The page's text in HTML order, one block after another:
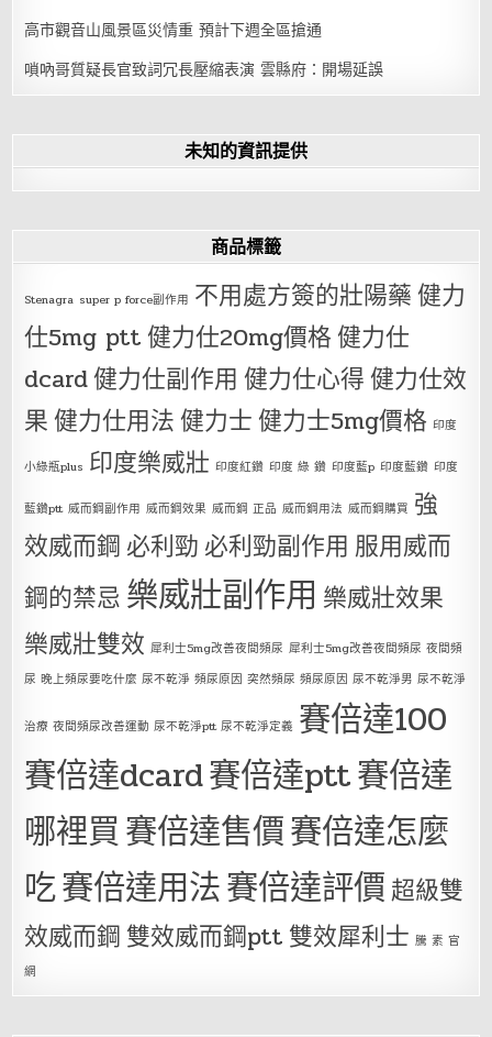
高市觀音山風景區災情重 預計下週全區搶通
嗩吶哥質疑長官致詞冗長壓縮表演 雲縣府：開場延誤
未知的資訊提供
商品標籤
Stenagra super p force副作用 不用處方簽的壯陽藥健力
仕5mg ptt健力仕20mg價格健力仕
dcard健力仕副作用 健力仕心得健力仕效
果健力仕用法健力士健力士5mg價格 印度
小綠瓶plus 印度樂威壯 印度紅鑽 印度 綠 鑽 印度藍p 印度藍鑽 印度
藍鑽ptt 威而鋼副作用 威而鋼效果 威而鋼 正品 威而鋼用法 威而鋼購買 強
效威而鋼 必利勁 必利勁副作用 服用威而
鋼的禁忌 樂威壯副作用 樂威壯效果
樂威壯雙效 犀利士5mg改善夜間頻尿 犀利士5mg改善夜間頻尿 夜間頻
尿 晚上頻尿要吃什麼 尿不乾淨 頻尿原因 突然頻尿 頻尿原因 尿不乾淨男 尿不乾淨
治療 夜間頻尿改善運動 尿不乾淨ptt 尿不乾淨定義 賽倍達100
賽倍達dcard賽倍達ptt賽倍達
哪裡買賽倍達售價賽倍達怎麼
吃賽倍達用法賽倍達評價超級雙
效威而鋼 雙效威而鋼ptt 雙效犀利士 騰 素 官
網